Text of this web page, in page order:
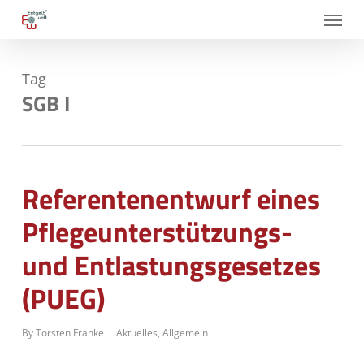
Skip
content
Menu
Tag
SGB I
Referentenentwurf eines
Pflegeunterstützungs-
und Entlastungsgesetzes
(PUEG)
ByTorsten Franke Aktuelles, Allgemein